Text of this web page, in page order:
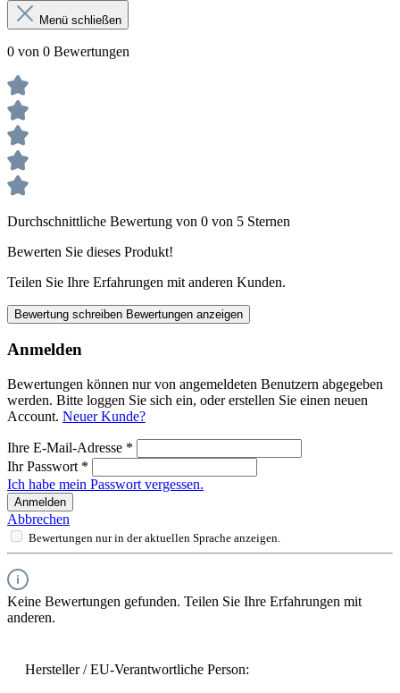
Menü schließen
0 von 0 Bewertungen
Durchschnittliche Bewertung von 0 von 5 Sternen
Bewerten Sie dieses Produkt!
Teilen Sie Ihre Erfahrungen mit anderen Kunden.
Bewertung schreiben Bewertungen anzeigen
Anmelden
Bewertungen können nur von angemeldeten Benutzern abgegeben
werden. Bitte loggen Sie sich ein, oder erstellen Sie einen neuen
Account. Neuer Kunde?
Ihre E-Mail-Adresse *
Ihr Passwort *
Ich habe mein Passwort vergessen.
Anmelden
Abbrechen
Bewertungen nur in der aktuellen Sprache anzeigen.
Keine Bewertungen gefunden. Teilen Sie Ihre Erfahrungen mit
anderen.
Hersteller / EU-Verantwortliche Person: